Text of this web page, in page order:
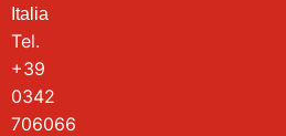
Italia
Tel.
+39
0342
706066